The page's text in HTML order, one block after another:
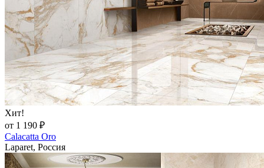
Хит!
от 1 190 ₽
Calacatta Oro
Laparet, Россия